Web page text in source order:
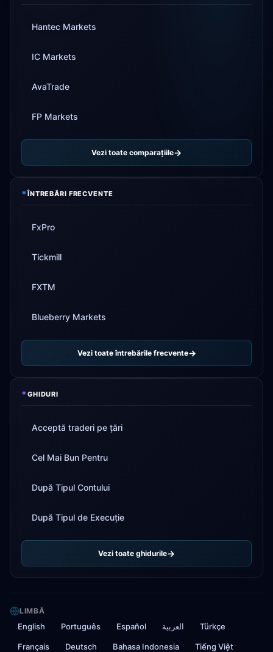
Hantec Markets
IC Markets
AvaTrade
FP Markets
Vezi toate comparațiile
*ÎNTREBĂRI FRECVENTE
FxPro
Tickmill
FXTM
Blueberry Markets
Vezi toate întrebările frecvente
*GHIDURI
Acceptă traderi pe țări
Cel Mai Bun Pentru
După Tipul Contului
După Tipul de Execuție
Vezi toate ghidurile
LIMBĂ
English Português Español العربية Türkçe
Français Deutsch Bahasa Indonesia Tiếng Việt